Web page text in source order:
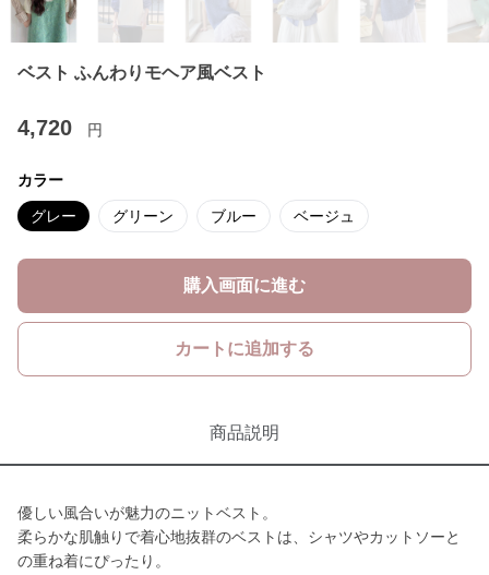
ベスト ふんわりモヘア風ベスト
4,720 円
カラー
グレー グリーン ブルー ベージュ
購入画面に進む
カートに追加する
商品説明
優しい風合いが魅力のニットベスト。
柔らかな肌触りで着心地抜群のベストは、シャツやカットソーと
の重ね着にぴったり。